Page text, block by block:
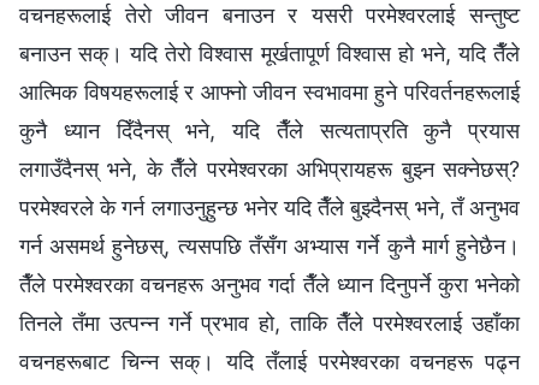
वचनहरूलाई तेरो जीवन बनाउन र यसरी परमेश्‍वरलाई सन्तुष्ट
बनाउन सक्। यदि तेरो विश्‍वास मूर्खतापूर्ण विश्‍वास हो भने, यदि तैँले
आत्मिक विषयहरूलाई र आफ्नो जीवन स्वभावमा हुने परिवर्तनहरूलाई
कुनै ध्यान दिँदैनस् भने, यदि तैँले सत्यताप्रति कुनै प्रयास
लगाउँदैनस् भने, के तैँले परमेश्‍वरका अभिप्रायहरू बुझ्न सक्‍नेछस्?
परमेश्‍वरले के गर्न लगाउनुहुन्छ भनेर यदि तैँले बुझ्दैनस् भने, तँ अनुभव
गर्न असमर्थ हुनेछस्, त्यसपछि तँसँग अभ्यास गर्ने कुनै मार्ग हुनेछैन।
तैँले परमेश्‍वरका वचनहरू अनुभव गर्दा तैँले ध्यान दिनुपर्ने कुरा भनेको
तिनले तँमा उत्पन्न गर्ने प्रभाव हो, ताकि तैँले परमेश्‍वरलाई उहाँका
वचनहरूबाट चिन्न सक्। यदि तँलाई परमेश्‍वरका वचनहरू पढ्न